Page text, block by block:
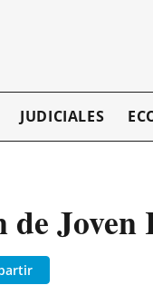
JUDICIALES
Joven